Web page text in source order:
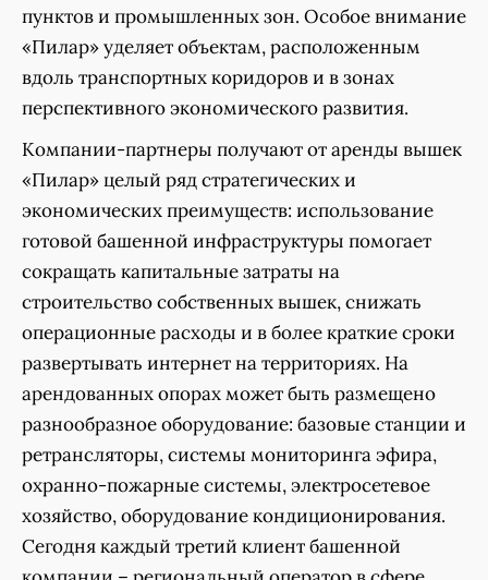
пунктов и промышленных зон. Особое внимание
«Пилар» уделяет объектам, расположенным
вдоль транспортных коридоров и в зонах
перспективного экономического развития.
Компании-партнеры получают от аренды вышек
«Пилар» целый ряд стратегических и
экономических преимуществ: использование
готовой башенной инфраструктуры помогает
сокращать капитальные затраты на
строительство собственных вышек, снижать
операционные расходы и в более краткие сроки
развертывать интернет на территориях. На
арендованных опорах может быть размещено
разнообразное оборудование: базовые станции и
ретрансляторы, системы мониторинга эфира,
охранно-пожарные системы, электросетевое
хозяйство, оборудование кондиционирования.
Сегодня каждый третий клиент башенной